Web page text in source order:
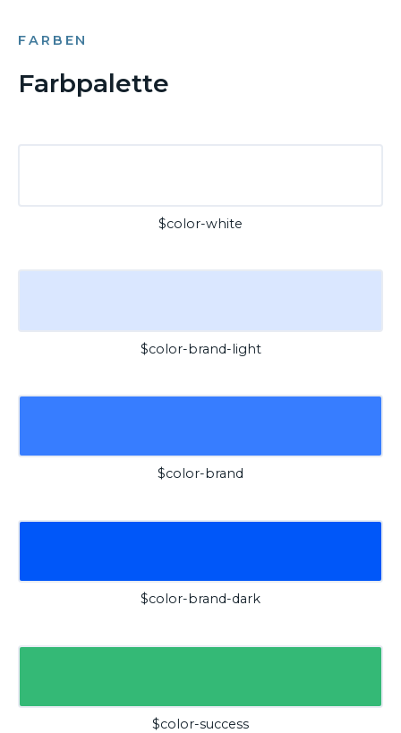
FARBEN
Farbpalette
$color-white
$color-brand-light
$color-brand
$color-brand-dark
$color-success